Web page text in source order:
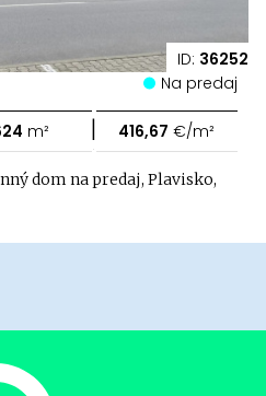
ID: 36252
Na predaj
m² | 416,67 €/m²
dom na predaj, Plavisko,